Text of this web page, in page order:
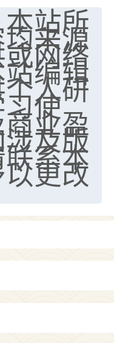
站所
来源
网络
编辑
人研
使
业盈
及版
系本
更改